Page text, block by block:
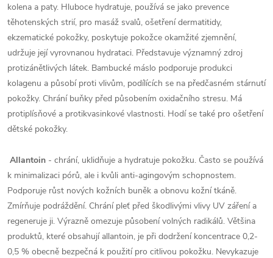
kolena a paty. Hluboce hydratuje, používá se jako prevence
těhotenských strií, pro masáž svalů, ošetření dermatitidy,
ekzematické pokožky, poskytuje pokožce okamžité zjemnění,
udržuje její vyrovnanou hydrataci. Představuje významný zdroj
protizánětlivých látek. Bambucké máslo podporuje produkci
kolagenu a působí proti vlivům, podílících se na předčasném stárnutí
pokožky. Chrání buňky před působením oxidačního stresu. Má
protiplísňové a protikvasinkové vlastnosti. Hodí se také pro ošetření
dětské pokožky.
Allantoin - chrání, uklidňuje a hydratuje pokožku. Často se používá
k minimalizaci pórů, ale i kvůli anti-agingovým schopnostem.
Podporuje růst nových kožních buněk a obnovu kožní tkáně.
Zmírňuje podráždění. Chrání pleť před škodlivými vlivy UV záření a
regeneruje ji. Výrazně omezuje působení volných radikálů. Většina
produktů, které obsahují allantoin, je při dodržení koncentrace 0,2-
0,5 % obecně bezpečná k použití pro citlivou pokožku. Nevykazuje